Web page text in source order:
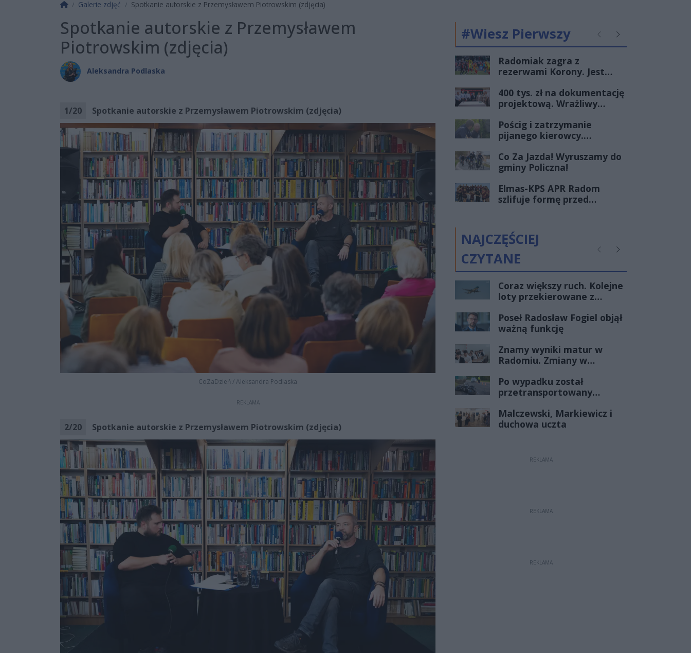
Strona główna
Galerie zdjęć Spotkanie autorskie z Przemysławem Piotrowskim (zdjęcia)
Spotkanie autorskie z Przemysławem
Piotrowskim (zdjęcia)
Aleksandra Podlaska
1/20 Spotkanie autorskie z Przemysławem Piotrowskim (zdjęcia)
CoZaDzień /Aleksandra Podlaska
REKLAMA
2/20 Spotkanie autorskie z Przemysławem Piotrowskim (zdjęcia)
#Wiesz Pierwszy PoprzednieNastępne
Radomiak zagra z
rezerwami Korony. Jest
Polski
400 tys. zł na dokumentację
projektową. Wrażliwy
drogach zmieni oblicze
Pościg i zatrzymanie
pijanego kierowcy.
służbie znów pokazali klasę
Co Za Jazda! Wyruszamy do
gminy Policzna!
Elmas-KPS APR Radom
szlifuje formę przed
NAJCZĘŚCIEJ
CZYTANE
PoprzednieNastępne
Coraz większy ruch. Kolejne
loty przekierowane z
Poseł Radosław Fogiel objął
ważną funkcję
Znamy wyniki matur w
Radomiu. Zmiany w
Po wypadku został
przetransportowany
Historia mrozi krew w
żyłach
Malczewski, Markiewicz i
duchowa uczta
REKLAMA
REKLAMA
REKLAMA